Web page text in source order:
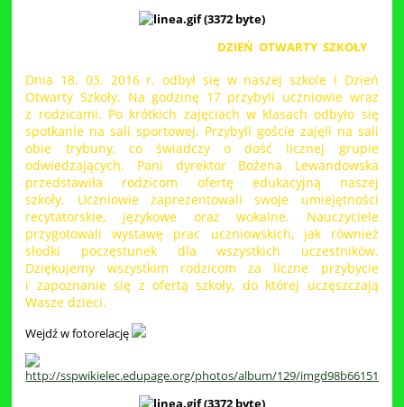
DZIEŃ OTWARTY SZKOŁY
Dnia 18. 03. 2016 r. odbył się w naszej szkole I Dzień
Otwarty Szkoły. Na godzinę 17 przybyli uczniowie wraz
z rodzicami. Po krótkich zajęciach w klasach odbyło się
spotkanie na sali sportowej. Przybyli goście zajęli na sali
obie trybuny, co świadczy o dość licznej grupie
odwiedzających. Pani dyrektor Bożena Lewandowska
przedstawiła rodzicom ofertę edukacyjną naszej
szkoły. Uczniowie zaprezentowali swoje umiejętności
recytatorskie, językowe oraz wokalne. Nauczyciele
przygotowali wystawę prac uczniowskich, jak również
słodki poczęstunek dla wszystkich uczestników.
Dziękujemy wszystkim rodzicom za liczne przybycie
i zapoznanie się z ofertą szkoły, do której uczęszczają
Wasze dzieci.
Wejdź w fotorelację